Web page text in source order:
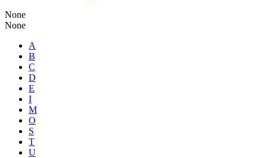
None
None
A
B
C
D
E
I
M
O
S
T
U